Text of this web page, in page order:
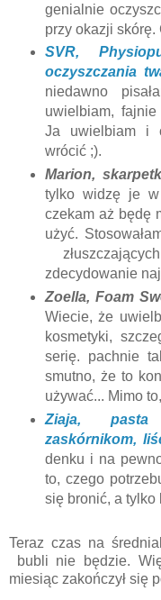
genialnie
przy okazji skórę.
SVR,
oczyszczania
niedawno
uwielbiam, fajnie
Ja uwielbiam i
wrócić ;).
Marion,
tylko widzę je
czekam aż będę
użyć.
zdecydowanie
Zoella, Foam
Wiecie, że
kosmetyki,
serię. pachnie
smutno, że to
używać... Mimo
Ziaja, pasta
zaskórnikom,
denku i na
to, czego
się bronić, a tylko
Teraz czas na
bubli nie będzie.
miesiąc zakończył się